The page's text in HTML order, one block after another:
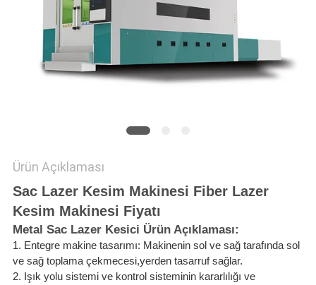
HARITASI
Ürün Açıklaması
Sac Lazer Kesim Makinesi Fiber Lazer
Kesim Makinesi Fiyatı
Metal Sac Lazer Kesici Ürün Açıklaması:
1. Entegre makine tasarımı: Makinenin sol ve sağ tarafında sol
ve sağ toplama çekmecesi,yerden tasarruf sağlar.
2. Işık yolu sistemi ve kontrol sisteminin kararlılığı ve